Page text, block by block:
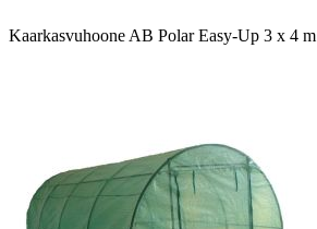
Kaarkasvuhoone AB Polar Easy-Up 3 x 4 m